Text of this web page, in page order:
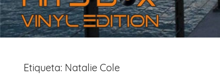
Etiqueta: Natalie Cole